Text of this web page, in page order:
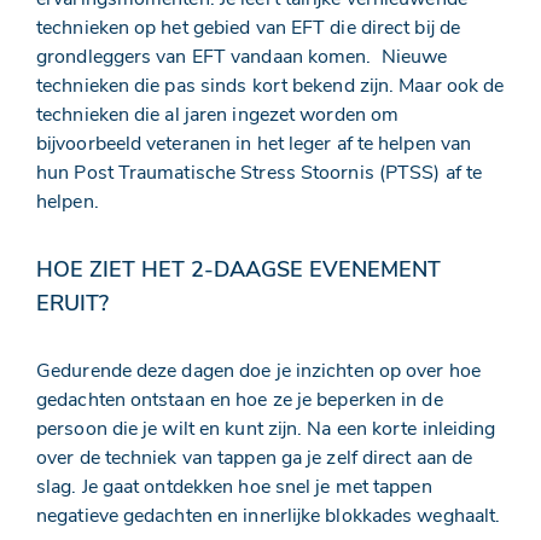
technieken op het gebied van EFT die direct bij de
grondleggers van EFT vandaan komen. Nieuwe
technieken die pas sinds kort bekend zijn. Maar ook de
technieken die al jaren ingezet worden om
bijvoorbeeld veteranen in het leger af te helpen van
hun Post Traumatische Stress Stoornis (PTSS) af te
helpen.
HOE ZIET HET 2-DAAGSE EVENEMENT
ERUIT?
Gedurende deze dagen doe je inzichten op over hoe
gedachten ontstaan en hoe ze je beperken in de
persoon die je wilt en kunt zijn. Na een korte inleiding
over de techniek van tappen ga je zelf direct aan de
slag. Je gaat ontdekken hoe snel je met tappen
negatieve gedachten en innerlijke blokkades weghaalt.